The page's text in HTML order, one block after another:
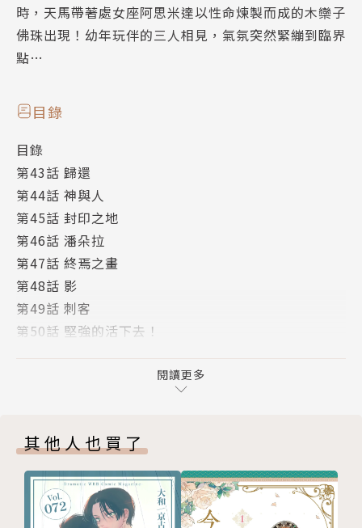
時，天馬帶著處女座阿思米達以性命煉製而成的木欒子
佛珠出現！幼年玩伴的三人相見，氣氛突然緊繃到臨界
點…
目錄
目錄
第43話 歸還
第44話 神與人
第45話 封印之地
第46話 潘朵拉
第47話 終焉之畫
第48話 影
第49話 刺客
第50話 堅強的活下去！
閱讀更多
其他人也買了